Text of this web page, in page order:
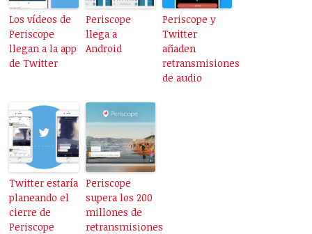
Los vídeos de
Periscope
llegan a la app
de Twitter
Periscope
llega a
Android
Periscope y
Twitter
añaden
retransmisiones
de audio
Twitter estaría
planeando el
cierre de
Periscope
Periscope
supera los 200
millones de
retransmisiones